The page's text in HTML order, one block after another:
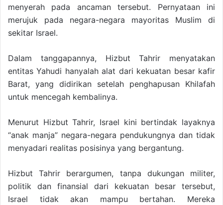
menyerah pada ancaman tersebut. Pernyataan ini
merujuk pada negara-negara mayoritas Muslim di
sekitar Israel.
Dalam tanggapannya, Hizbut Tahrir menyatakan
entitas Yahudi hanyalah alat dari kekuatan besar kafir
Barat, yang didirikan setelah penghapusan Khilafah
untuk mencegah kembalinya.
Menurut Hizbut Tahrir, Israel kini bertindak layaknya
“anak manja” negara-negara pendukungnya dan tidak
menyadari realitas posisinya yang bergantung.
Hizbut Tahrir berargumen, tanpa dukungan militer,
politik dan finansial dari kekuatan besar tersebut,
Israel tidak akan mampu bertahan. Mereka